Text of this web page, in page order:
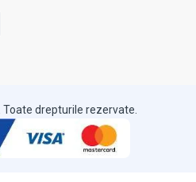
drepturile rezervate.